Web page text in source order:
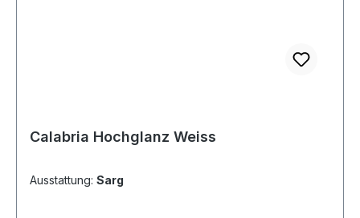
Calabria Hochglanz Weiss
Ausstattung: Sarg